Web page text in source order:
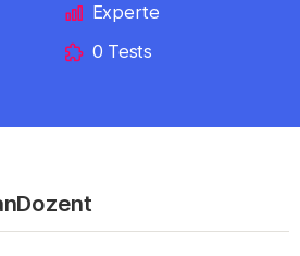
Experte
0 Tests
Dozent